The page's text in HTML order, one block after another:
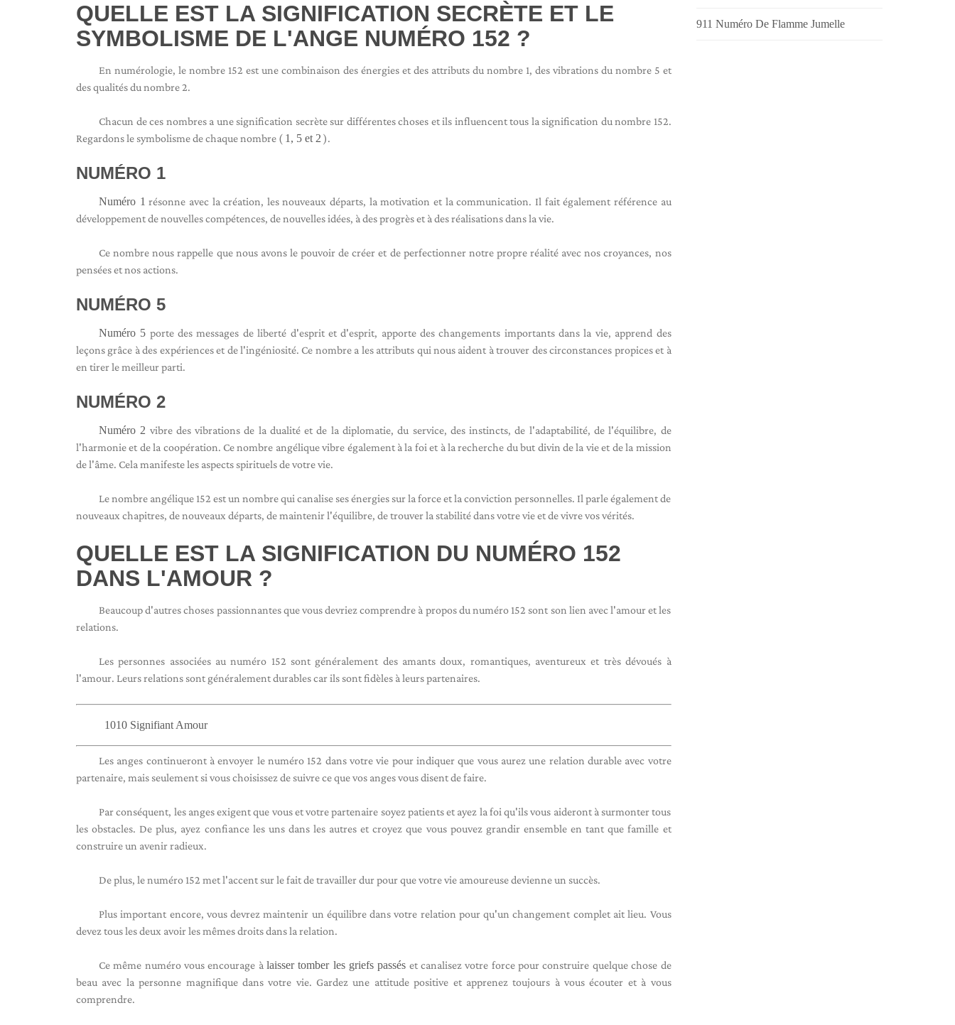
QUELLE EST LA SIGNIFICATION SECRÈTE ET LE
SYMBOLISME DE L'ANGE NUMÉRO 152 ?
En numérologie, le nombre 152 est une combinaison des énergies et des attributs du nombre 1, des vibrations du nombre 5 et
des qualités du nombre 2.
Chacun de ces nombres a une signification secrète sur différentes choses et ils influencent tous la signification du nombre 152.
Regardons le symbolisme de chaque nombre ( 1, 5 et 2 ).
NUMÉRO 1
Numéro 1 résonne avec la création, les nouveaux départs, la motivation et la communication. Il fait également référence au
développement de nouvelles compétences, de nouvelles idées, à des progrès et à des réalisations dans la vie.
Ce nombre nous rappelle que nous avons le pouvoir de créer et de perfectionner notre propre réalité avec nos croyances, nos
pensées et nos actions.
NUMÉRO 5
Numéro 5 porte des messages de liberté d'esprit et d'esprit, apporte des changements importants dans la vie, apprend des
leçons grâce à des expériences et de l'ingéniosité. Ce nombre a les attributs qui nous aident à trouver des circonstances propices et à
en tirer le meilleur parti.
NUMÉRO 2
Numéro 2 vibre des vibrations de la dualité et de la diplomatie, du service, des instincts, de l'adaptabilité, de l'équilibre, de
l'harmonie et de la coopération. Ce nombre angélique vibre également à la foi et à la recherche du but divin de la vie et de la mission
de l'âme. Cela manifeste les aspects spirituels de votre vie.
Le nombre angélique 152 est un nombre qui canalise ses énergies sur la force et la conviction personnelles. Il parle également de
nouveaux chapitres, de nouveaux départs, de maintenir l'équilibre, de trouver la stabilité dans votre vie et de vivre vos vérités.
QUELLE EST LA SIGNIFICATION DU NUMÉRO 152
DANS L'AMOUR ?
Beaucoup d'autres choses passionnantes que vous devriez comprendre à propos du numéro 152 sont son lien avec l'amour et les
relations.
Les personnes associées au numéro 152 sont généralement des amants doux, romantiques, aventureux et très dévoués à
l'amour. Leurs relations sont généralement durables car ils sont fidèles à leurs partenaires.
1010 Signifiant Amour
Les anges continueront à envoyer le numéro 152 dans votre vie pour indiquer que vous aurez une relation durable avec votre
partenaire, mais seulement si vous choisissez de suivre ce que vos anges vous disent de faire.
Par conséquent, les anges exigent que vous et votre partenaire soyez patients et ayez la foi qu'ils vous aideront à surmonter tous
les obstacles. De plus, ayez confiance les uns dans les autres et croyez que vous pouvez grandir ensemble en tant que famille et
construire un avenir radieux.
De plus, le numéro 152 met l'accent sur le fait de travailler dur pour que votre vie amoureuse devienne un succès.
Plus important encore, vous devrez maintenir un équilibre dans votre relation pour qu'un changement complet ait lieu. Vous
devez tous les deux avoir les mêmes droits dans la relation.
Ce même numéro vous encourage àlaisser tomber les griefs passés et canalisez votre force pour construire quelque chose de
beau avec la personne magnifique dans votre vie. Gardez une attitude positive et apprenez toujours à vous écouter et à vous
comprendre.
911 Numéro De Flamme Jumelle